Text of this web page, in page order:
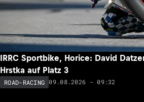
IRRC Sportbike, Horice: David
Hrstka auf Platz 3
ROAD-RACING 09.08.2026 - 09:32